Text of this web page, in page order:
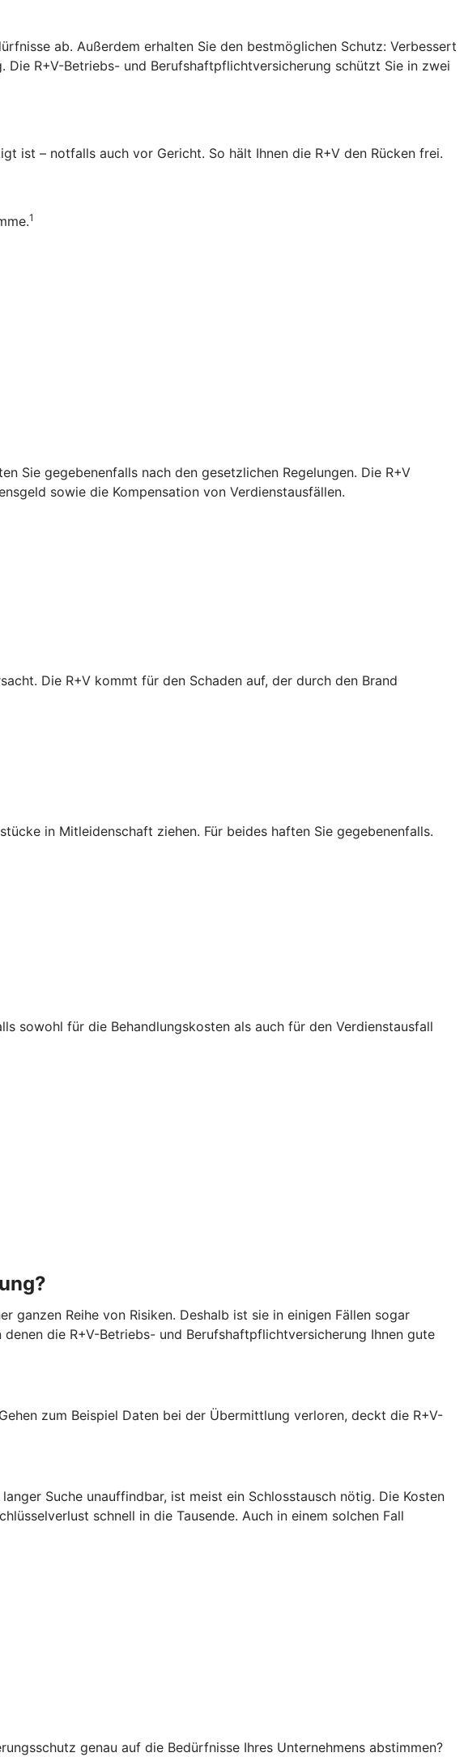
ab. Außerdem erhalten Sie den bestmöglichen Schutz: Verbessert
R+V-Betriebs- und Berufshaftpflichtversicherung schützt Sie in zwei
ist – notfalls auch vor Gericht. So hält Ihnen die R+V den Rücken frei.
1
Sie gegebenenfalls nach den gesetzlichen Regelungen. Die R+V
sowie die Kompensation von Verdienstausfällen.
Die R+V kommt für den Schaden auf, der durch den Brand
in Mitleidenschaft ziehen. Für beides haften Sie gegebenenfalls.
sowohl für die Behandlungskosten als auch für den Verdienstausfall
Reihe von Risiken. Deshalb ist sie in einigen Fällen sogar
die R+V-Betriebs- und Berufshaftpflichtversicherung Ihnen gute
zum Beispiel Daten bei der Übermittlung verloren, deckt die R+V-
Suche unauffindbar, ist meist ein Schlosstausch nötig. Die Kosten
schnell in die Tausende. Auch in einem solchen Fall
genau auf die Bedürfnisse Ihres Unternehmens abstimmen?